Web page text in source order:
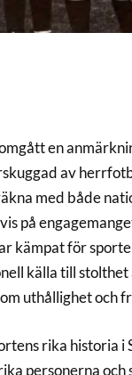
en
av
med både
på
kämpat för
källa till
uthållighet och
rika historia i
personerna och